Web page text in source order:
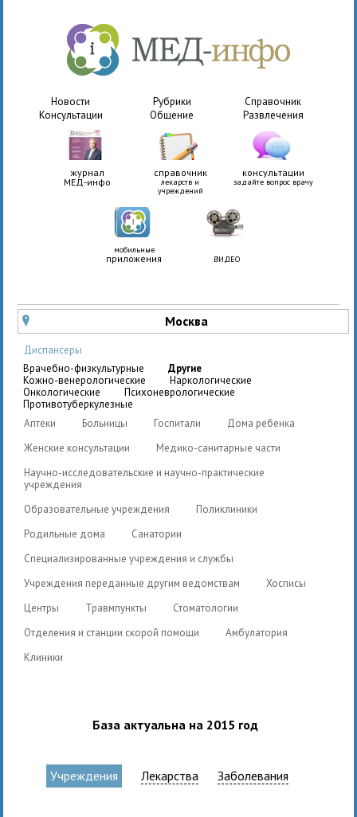
Новости Рубрики
Справочник
Консультации
Общение Развлечения
журнал
МЕД-инфо
справочник
лекарств и
учреждений
консультации
задайте вопрос врачу
мобильные
приложения ВИДЕО
u Москва
Диспансеры
врачебно-физкультурные
другие
кожно-венерологические
наркологические
онкологические
психоневрологические
противотуберкулезные
Аптеки
Больницы Госпитали
Дома ребенка
Женские консультации
Медико-санитарные части
Научно-исследовательские и научно-практические
учреждения
Образовательные учреждения
Поликлиники
Родильные дома
Санатории
Специализированные учреждения и службы
Учреждения переданные другим ведомствам
Хосписы
Центры
Травмпункты
Стоматологии
Отделения и станции скорой помощи
Амбулатория
Клиники
База актуальна на 2015 год
Учреждения Лекарства Заболевания